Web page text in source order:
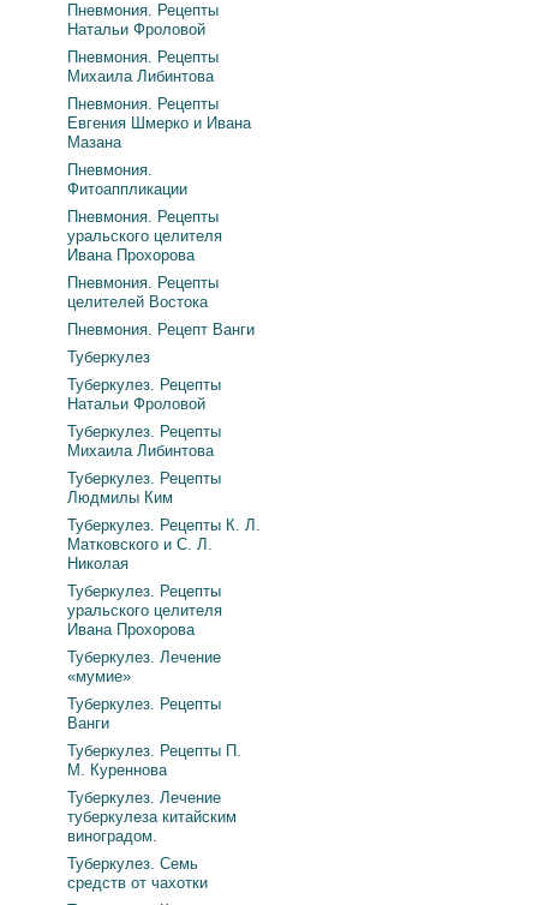
Пневмония. Рецепты
Натальи Фроловой
Пневмония. Рецепты
Михаила Либинтова
Пневмония. Рецепты
Евгения Шмерко и Ивана
Мазана
Пневмония.
Фитоаппликации
Пневмония. Рецепты
уральского целителя
Ивана Прохорова
Пневмония. Рецепты
целителей Востока
Пневмония. Рецепт Ванги
Туберкулез
Туберкулез. Рецепты
Натальи Фроловой
Туберкулез. Рецепты
Михаила Либинтова
Туберкулез. Рецепты
Людмилы Ким
Туберкулез. Рецепты К. Л.
Матковского и С. Л.
Николая
Туберкулез. Рецепты
уральского целителя
Ивана Прохорова
Туберкулез. Лечение
«мумие»
Туберкулез. Рецепты
Ванги
Туберкулез. Рецепты П.
М. Куреннова
Туберкулез. Лечение
туберкулеза китайским
виноградом.
Туберкулез. Семь
средств от чахотки